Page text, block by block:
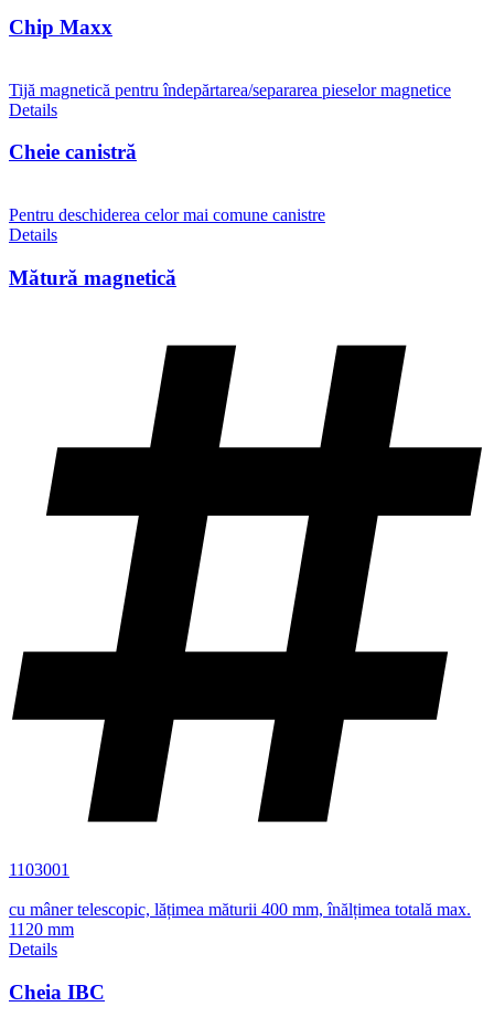
Chip Maxx
Tijă magnetică pentru îndepărtarea/separarea pieselor magnetice
Details
Cheie canistră
Pentru deschiderea celor mai comune canistre
Details
Mătură magnetică
1103001
cu mâner telescopic, lățimea măturii 400 mm, înălțimea totală max.
1120 mm
Details
Cheia IBC